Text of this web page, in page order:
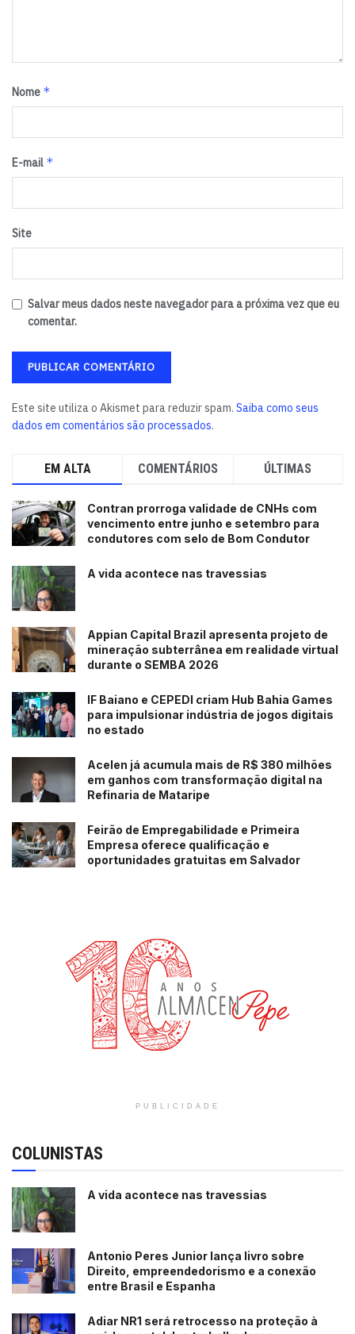
Nome *
E-mail *
Site
Salvar meus dados neste navegador para a próxima vez que eu
comentar.
Este site utiliza o Akismet para reduzir spam. Saiba como seus
dados em comentários são processados.
EM ALTA COMENTÁRIOS ÚLTIMAS
Contran prorroga validade de CNHs com
vencimento entre junho e setembro para
condutores com selo de Bom Condutor
A vida acontece nas travessias
Appian Capital Brazil apresenta projeto de
mineração subterrânea em realidade virtual
durante o SEMBA 2026
IF Baiano e CEPEDI criam Hub Bahia Games
para impulsionar indústria de jogos digitais
no estado
Acelen já acumula mais de R$ 380 milhões
em ganhos com transformação digital na
Refinaria de Mataripe
Feirão de Empregabilidade e Primeira
Empresa oferece qualificação e
oportunidades gratuitas em Salvador
PUBLICIDADE
COLUNISTAS
A vida acontece nas travessias
Antonio Peres Junior lança livro sobre
Direito, empreendedorismo e a conexão
entre Brasil e Espanha
Adiar NR1 será retrocesso na proteção à